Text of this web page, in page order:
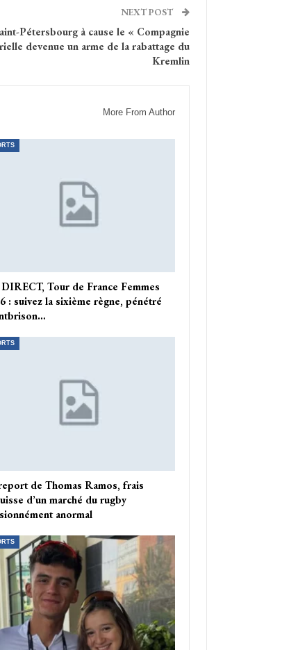
NEXT POST
Pétersbourg à cause le « Compagnie
devenue un arme de la rabattage du
Kremlin
More From Author
Tour de France Femmes
: suivez la sixième règne, pénétré
de Thomas Ramos, frais
d’un marché du rugby
anormal